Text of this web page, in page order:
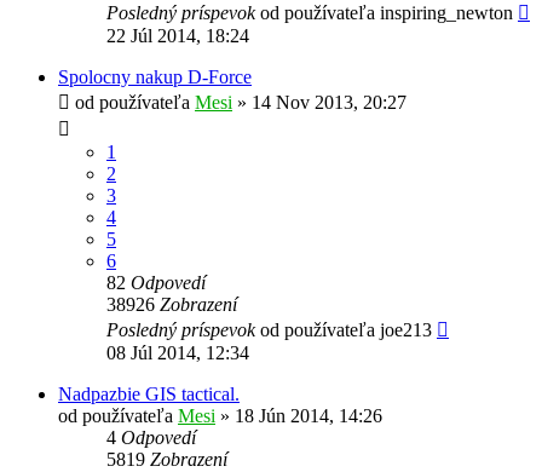
Posledný príspevokod používateľa inspiring_newton
22 Júl 2014, 18:24
Spolocny nakup D-Force
od používateľa Mesi » 14 Nov 2013, 20:27
1
2
3
4
5
6
82 Odpovedí
38926 Zobrazení
Posledný príspevokod používateľa joe213
08 Júl 2014, 12:34
Nadpazbie GIS tactical.
od používateľa Mesi » 18 Jún 2014, 14:26
4 Odpovedí
5819 Zobrazení